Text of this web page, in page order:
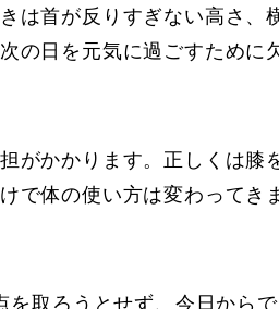
は首が反りすぎない高さ
の日を元気に過ごすために
がかかります。正しくは
で体の使い方は変わって
を取ろうとせず、今日から